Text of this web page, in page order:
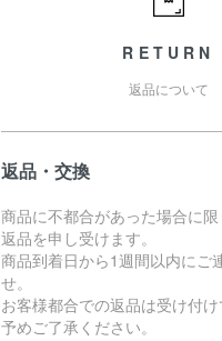
RETURN
返品について
返品・交換
商品に不都合があった場合に
返品を申し受けます。
商品到着日から1週間以内にご
せ。
お客様都合での返品は受け付け
予めご了承ください。